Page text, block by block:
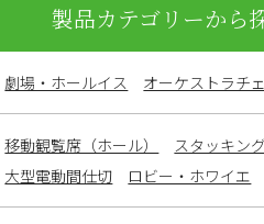
製品カテゴリーから
劇場・ホールイス オーケストラチ
移動観覧席（ホール） スタッキン
大型電動間仕切
ロビー・ホワイエ